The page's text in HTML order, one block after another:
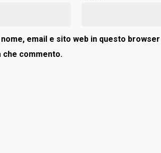
email e sito web in questo
che commento.